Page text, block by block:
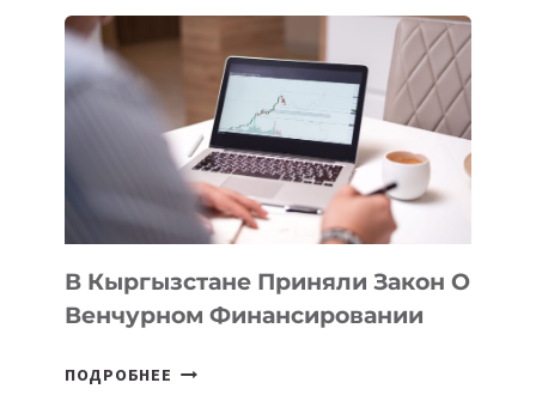
FINANCE
&
TECHNOLOGY
FORUM
В Кыргызстане Приняли Закон О
Венчурном Финансировании
ПОДРОБНЕЕ